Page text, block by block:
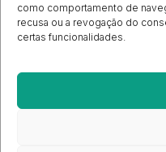
como comportamento de
recusa ou a revogação do
certas funcionalidades.
diretamente
no seu
e-mail.